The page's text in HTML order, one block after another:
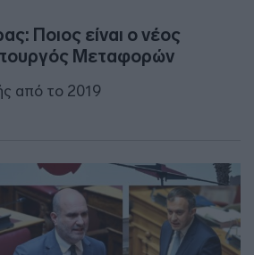
Ποιος είναι ο νέος
Μεταφορών
από το 2019